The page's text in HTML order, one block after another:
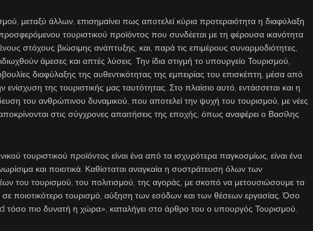
μεταξύ άλλων, επισημαίνει πως αποτελεί κύρια προτεραιότητα η διαφύλαξη
τουριστικού προϊόντος που συνδέεται με τη φέρουσα ικανότητα
στόχους βιώσιμης ανάπτυξης, και, παρά τις επιμέρους συναρμοδιότητες,
άμεσες και απτές λύσεις. Την ίδια στιγμή το υπουργείο Τουρισμού,
διαφύλαξης της αυθεντικότητας της εμπειρίας του επισκέπτη, μέσα από
ενίσχυση της τουριστικής μας ταυτότητας. Στο πλαίσιο αυτό, εντάσσεται και η
του ανθρώπινου δυναμικού, που αποτελεί την ψυχή του τουρισμού, με νέες
στις σύγχρονες απαιτήσεις της εποχής, όπως αναφέρει ο Βασίλης
τουριστικού προϊόντος είναι ένα από τα ισχυρότερα παγκοσμίως, είναι ένα
και ποιοτικά. Καθίσταται αναγκαία η συστράτευση όλων των
του τουρισμού, του πολιτισμού, της αγοράς, με σκοπό να μετουσιώσουμε τα
ποιοτικότερο τουρισμό, αύξηση των εσόδων και των θέσεων εργασίας. Όσο
τόσο πιο δυνατή η χώρα», καταλήγει στο άρθρο του ο υπουργός Τουρισμού.